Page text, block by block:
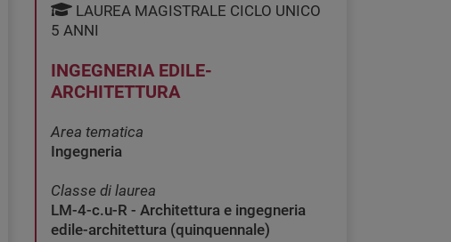
LAUREA MAGISTRALE CICLO UNICO
5 ANNI
INGEGNERIA EDILE-
ARCHITETTURA
Area tematica
Ingegneria
Classe di laurea
LM-4-c.u-R - Architettura e ingegneria
edile-architettura (quinquennale)